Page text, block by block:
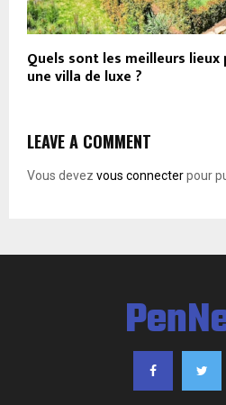
Quels sont les meilleurs lieux
une villa de luxe ?
LEAVE A COMMENT
Vous devez vous connecterpour